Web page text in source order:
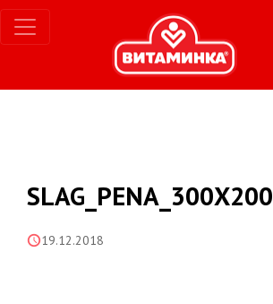
SLAG_PENA_300X200
19.12.2018